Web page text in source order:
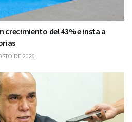
del 43% e insta a
DE 2026